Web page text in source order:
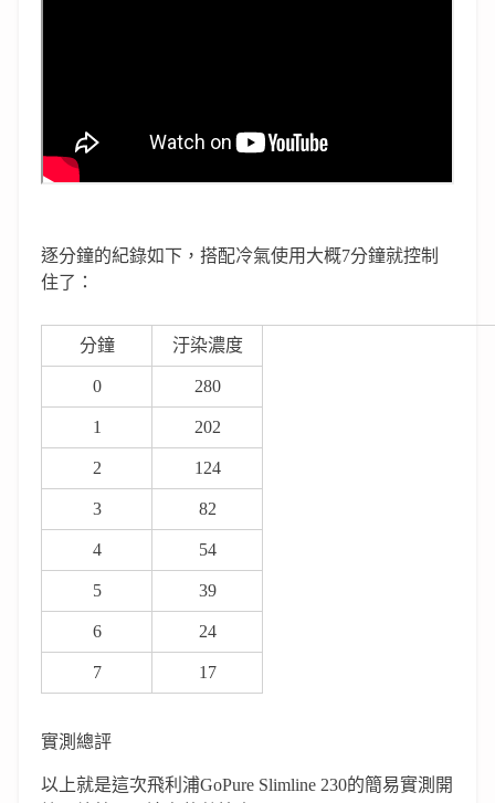
逐分鐘的紀錄如下，搭配冷氣使用大概7分鐘就控制
住了：
分鐘 汙染濃度
0 280
1 202
2 124
3 82
4 54
5 39
6 24
7 17
實測總評
以上就是這次飛利浦GoPure Slimline 230的簡易實測開